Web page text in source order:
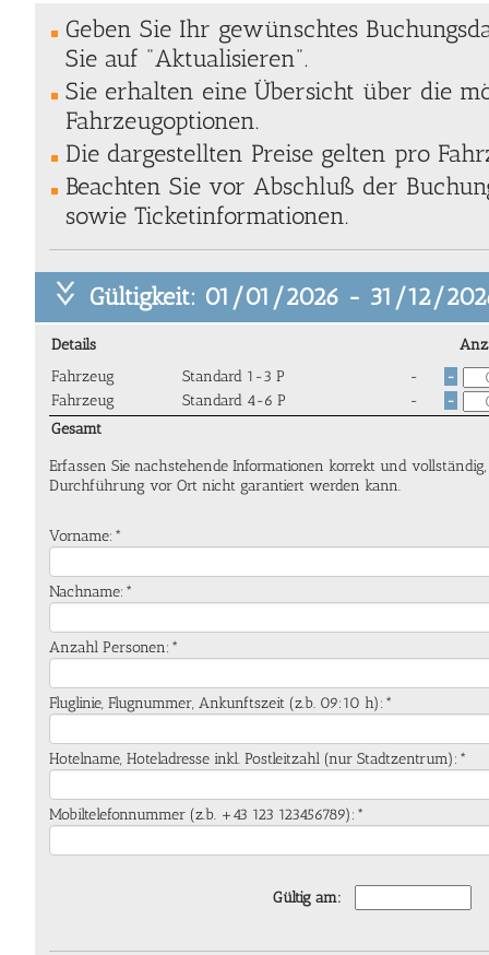
Geben Sie Ihr gewünschtes
Sie auf "Aktualisieren".
Sie erhalten eine Übersicht über die
Fahrzeugoptionen.
Die dargestellten Preise gelten pro
Beachten Sie vor Abschluß der
sowie Ticketinformationen.
Gültigkeit: 01/01/2026 - 31/12/
Details
Fahrzeug
Standard 1-3 P - -
Fahrzeug Standard 4-6 P - -
Gesamt
Erfassen Sie nachstehende Informationen korrekt und
Durchführung vor Ort nicht garantiert werden kann.
Vorname:*
Nachname:*
Anzahl Personen:*
Fluglinie, Flugnummer, Ankunftszeit (z.b. 09:10 h):*
Hotelname, Hoteladresse inkl. Postleitzahl (nur Stadtzentrum):*
Mobiltelefonnummer (z.b. +43 123 123456789):*
Gültig am: